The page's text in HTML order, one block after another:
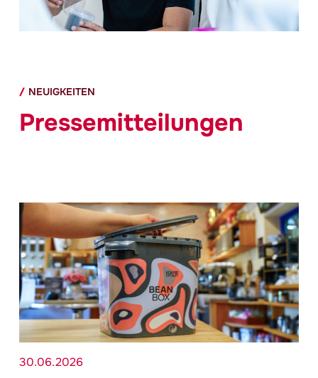
NEUIGKEITEN
Pressemitteilungen
30.06.2026